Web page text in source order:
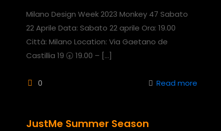
Milano Design Week 2023 Monkey 47 Sabato
22 Aprile Data: Sabato 22 aprile Ora: 19.00
Città: Milano Location: Via Gaetano de
Castillia 19 🕣 19.00 – […]
0 Read more
JustMe Summer Season